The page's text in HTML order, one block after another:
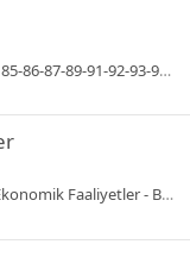
Bütçemi Planlıyorum (Ders Kitabı Sayfa 85-86-87-89-91-92-93-94-95-96-97-98-99) Cevapları
- Benim Hocam Yayınları